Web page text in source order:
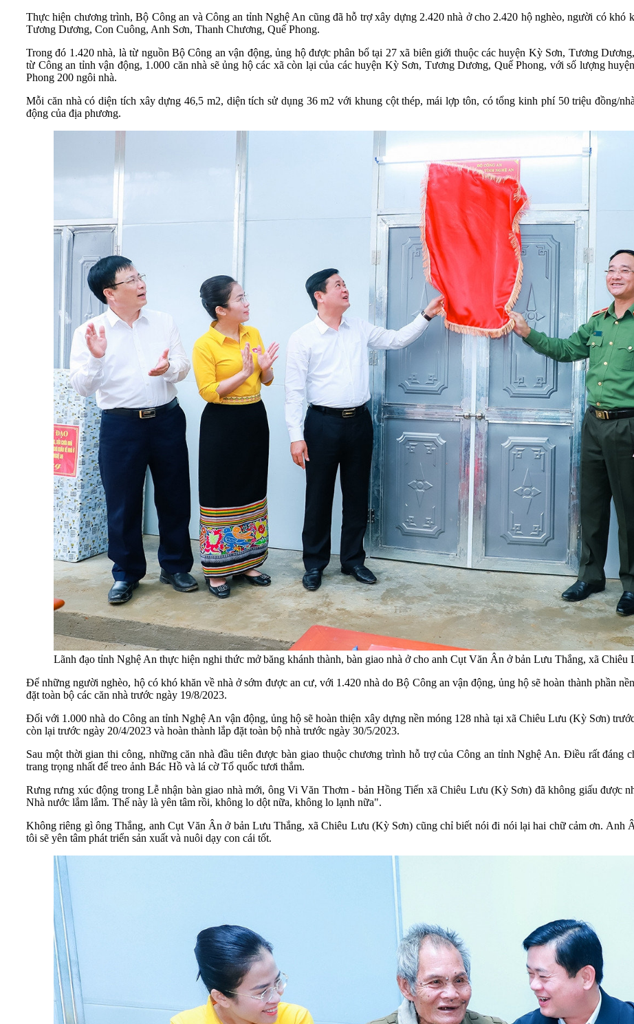
Thực hiện chương trình, Bộ Công an và Công an tỉnh Nghệ An cũng đã hỗ trợ xây dựng 2.420 nhà ở cho 2.420 hộ nghèo, người có
Tương Dương, Con Cuông, Anh Sơn, Thanh Chương, Quế Phong.
Trong đó 1.420 nhà, là từ nguồn Bộ Công an vận động, ủng hộ được phân bổ tại 27 xã biên giới thuộc các huyện Kỳ Sơn, Tương
từ Công an tỉnh vận động, 1.000 căn nhà sẽ ủng hộ các xã còn lại của các huyện Kỳ Sơn, Tương Dương, Quế Phong, với số lượng
Phong 200 ngôi nhà.
Mỗi căn nhà có diện tích xây dựng 46,5 m2, diện tích sử dụng 36 m2 với khung cột thép, mái lợp tôn, có tổng kinh phí 50 triệu đồng/
động của địa phương.
Lãnh đạo tỉnh Nghệ An thực hiện nghi thức mở băng khánh thành, bàn giao nhà ở cho anh Cụt Văn Ân ở bản Lưu Thắng, xã Chiêu
Để những người nghèo, hộ có khó khăn về nhà ở sớm được an cư, với 1.420 nhà do Bộ Công an vận động, ủng hộ sẽ hoàn thành phần
đặt toàn bộ các căn nhà trước ngày 19/8/2023.
Đối với 1.000 nhà do Công an tỉnh Nghệ An vận động, ủng hộ sẽ hoàn thiện xây dựng nền móng 128 nhà tại xã Chiêu Lưu (Kỳ Sơn)
còn lại trước ngày 20/4/2023 và hoàn thành lắp đặt toàn bộ nhà trước ngày 30/5/2023.
Sau một thời gian thi công, những căn nhà đầu tiên được bàn giao thuộc chương trình hỗ trợ của Công an tỉnh Nghệ An. Điều rất
trang trọng nhất để treo ảnh Bác Hồ và lá cờ Tổ quốc tươi thắm.
Rưng rưng xúc động trong Lễ nhận bàn giao nhà mới, ông Vi Văn Thơm - bản Hồng Tiến xã Chiêu Lưu (Kỳ Sơn) đã không giấu được
Nhà nước lắm lắm. Thế này là yên tâm rồi, không lo dột nữa, không lo lạnh nữa".
Không riêng gì ông Thắng, anh Cụt Văn Ân ở bản Lưu Thắng, xã Chiêu Lưu (Kỳ Sơn) cũng chỉ biết nói đi nói lại hai chữ cảm ơn. Anh
tôi sẽ yên tâm phát triển sản xuất và nuôi dạy con cái tốt.